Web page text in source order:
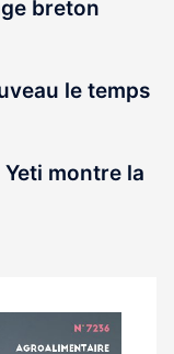
breton
le temps
montre la